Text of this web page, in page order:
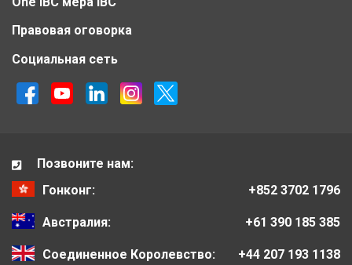
Правовая оговорка
Социальная сеть
Позвоните нам:
Гонконг:
+852 3702 1796
Австралия: +61 390 185 385
Соединенное Королевство: +44 207 193 1138